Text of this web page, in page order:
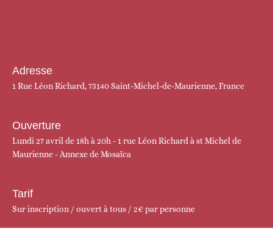
Adresse
1 Rue Léon Richard, 73140 Saint-Michel-de-Maurienne, France
Ouverture
Lundi 27 avril de 18h à 20h - 1 rue Léon Richard à st Michel de
Maurienne - Annexe de Mosaïca
Tarif
Sur inscription / ouvert à tous / 2€ par personne